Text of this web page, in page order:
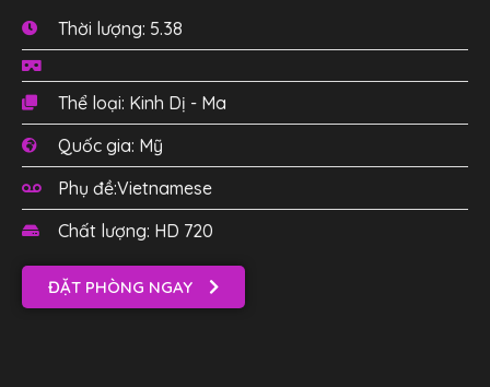
Thời lượng: 5.38
Thể loại: Kinh Dị - Ma
Quốc gia: Mỹ
Phụ đề:Vietnamese
Chất lượng: HD 720
ĐẶT PHÒNG NGAY